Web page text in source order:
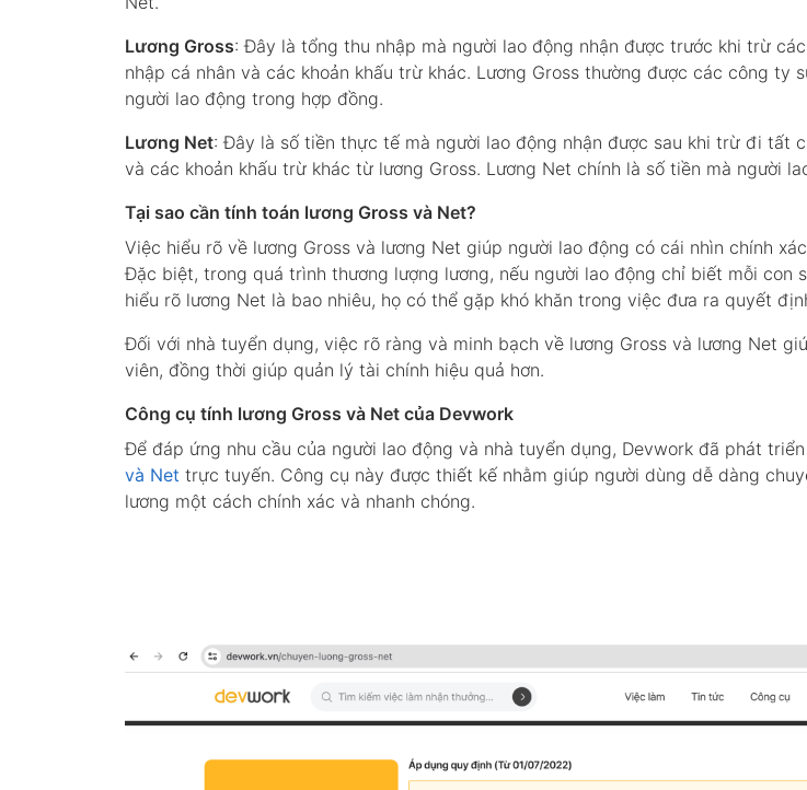
Lương Gross: Đây là tổng thu nhập mà người lao động nhận được trước khi trừ
nhập cá nhân và các khoản khấu trừ khác. Lương Gross thường được các công ty
người lao động trong hợp đồng.
Lương Net: Đây là số tiền thực tế mà người lao động nhận được sau khi trừ đi tất
và các khoản khấu trừ khác từ lương Gross. Lương Net chính là số tiền mà người
Tại sao cần tính toán lương Gross và Net?
Việc hiểu rõ về lương Gross và lương Net giúp người lao động có cái nhìn chính
Đặc biệt, trong quá trình thương lượng lương, nếu người lao động chỉ biết mỗi con
hiểu rõ lương Net là bao nhiêu, họ có thể gặp khó khăn trong việc đưa ra quyết
Đối với nhà tuyển dụng, việc rõ ràng và minh bạch về lương Gross và lương Net
viên, đồng thời giúp quản lý tài chính hiệu quả hơn.
Công cụ tính lương Gross và Net của Devwork
Để đáp ứng nhu cầu của người lao động và nhà tuyển dụng, Devwork đã phát triển
và Net trực tuyến. Công cụ này được thiết kế nhằm giúp người dùng dễ dàng
lương một cách chính xác và nhanh chóng.